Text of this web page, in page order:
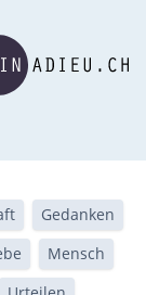
Gedanken
Mensch